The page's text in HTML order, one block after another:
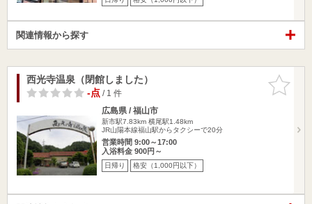
関連情報から探す
お気に入
りに追加
西光寺温泉（閉館しました）
-点/ 1 件
広島県 / 福山市
新市駅7.83km 横尾駅1.48km
JR山陽本線福山駅からタクシーで20分
営業時間 9:00～17:00
入浴料金 900円～
日帰り 格安（1,000円以下）